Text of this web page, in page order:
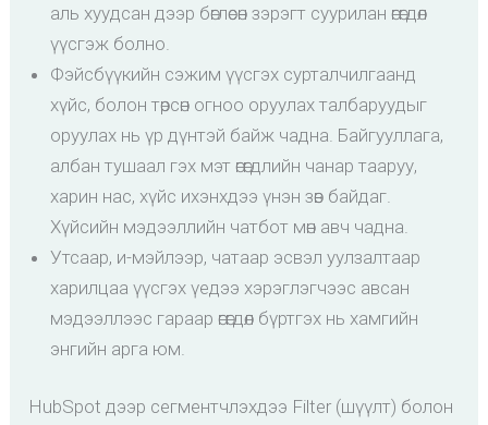
аль хуудсан дээр бөглөсөн зэрэгт суурилан өгөгдөл
үүсгэж болно.
Фэйсбүүкийн сэжим үүсгэх сурталчилгаанд
хүйс, болон төрсөн огноо оруулах талбаруудыг
оруулах нь үр дүнтэй байж чадна. Байгууллага,
албан тушаал гэх мэт өгөгдлийн чанар тааруу,
харин нас, хүйс ихэнхдээ үнэн зөв байдаг.
Хүйсийн мэдээллийн чатбот мөн авч чадна.
Утсаар, и-мэйлээр, чатаар эсвэл уулзалтаар
харилцаа үүсгэх үедээ хэрэглэгчээс авсан
мэдээллээс гараар өгөгдөл бүртгэх нь хамгийн
энгийн арга юм.
HubSpot дээр сегментчлэхдээ Filter (шүүлт) болон